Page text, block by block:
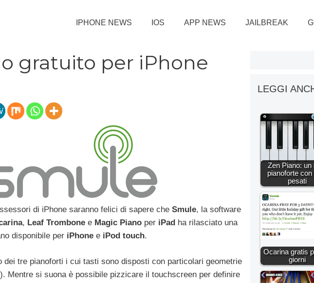
IPHONE NEWS IOS APP NEWS JAILBREAK
gratuito per iPhone
di iPhone saranno felici di sapere che Smule, la software
, Leaf Trombone e Magic Piano per iPad ha rilasciato una
disponibile per iPhone e iPod touch.
dei tre pianoforti i cui tasti sono disposti con particolari geometrie
Mentre si suona è possibile pizzicare il touchscreen per definire
LEGGI
Zen Piano: un
pianoforte con
pesati
Ocarina gratis
giorni